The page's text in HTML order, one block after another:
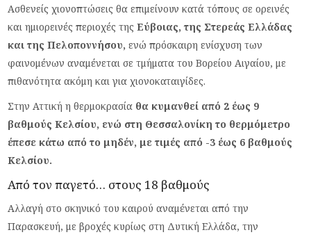
Ασθενείς χιονοπτώσεις θα επιμείνουν κατά τόπους σε ορεινές
και ημιορεινές περιοχές τηςΕύβοιας, της Στερεάς Ελλάδας
και της Πελοποννήσου, ενώ πρόσκαιρη ενίσχυση των
φαινομένων αναμένεται σε τμήματα του Βορείου Αιγαίου, με
πιθανότητα ακόμη και για χιονοκαταιγίδες.
Στην Αττική η θερμοκρασία θα κυμανθεί από 2 έως 9
βαθμούς Κελσίου, ενώ στη Θεσσαλονίκη το θερμόμετρο
έπεσε κάτω από το μηδέν, με τιμές από -3 έως 6 βαθμούς
Κελσίου.
Από τον παγετό… στους 18 βαθμούς
Αλλαγή στο σκηνικό του καιρού αναμένεται από την
Παρασκευή, με βροχές κυρίως στη Δυτική Ελλάδα, την